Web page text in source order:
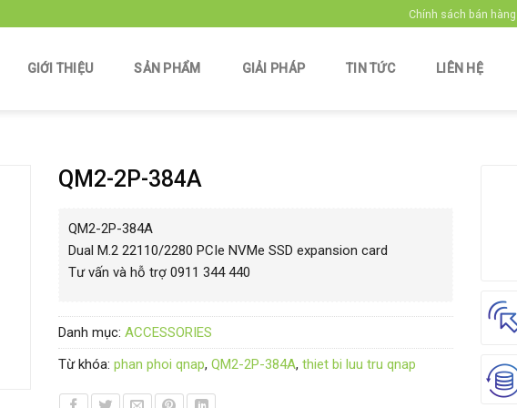
Chính sách bán hàng
GIỚI THIỆU SẢN PHẨM GIẢI PHÁP TIN TỨC LIÊN HỆ
QM2-2P-384A
QM2-2P-384A
Dual M.2 22110/2280 PCIe NVMe SSD expansion card
Tư vấn và hỗ trợ 0911 344 440
Danh mục: ACCESSORIES
Từ khóa: phan phoi qnap, QM2-2P-384A, thiet bi luu tru qnap